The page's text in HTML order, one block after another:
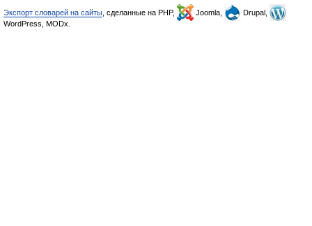
Экспорт словарей на сайты , сделанные на PHP, Joomla,
Drupal,
WordPress, MODx.